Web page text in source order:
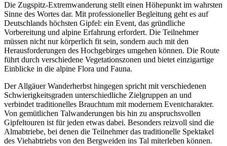
Die Zugspitz-Extremwanderung stellt einen Höhepunkt im wahrsten
Sinne des Wortes dar. Mit professioneller Begleitung geht es auf
Deutschlands höchsten Gipfel: ein Event, das gründliche
Vorbereitung und alpine Erfahrung erfordert. Die Teilnehmer
müssen nicht nur körperlich fit sein, sondern auch mit den
Herausforderungen des Hochgebirges umgehen können. Die Route
führt durch verschiedene Vegetationszonen und bietet einzigartige
Einblicke in die alpine Flora und Fauna.
Der Allgäuer Wanderherbst hingegen spricht mit verschiedenen
Schwierigkeitsgraden unterschiedliche Zielgruppen an und
verbindet traditionelles Brauchtum mit modernem Eventcharakter.
Von gemütlichen Talwanderungen bis hin zu anspruchsvollen
Gipfeltouren ist für jeden etwas dabei. Besonders reizvoll sind die
Almabtriebe, bei denen die Teilnehmer das traditionelle Spektakel
des Viehabtriebs von den Bergweiden ins Tal miterleben können.